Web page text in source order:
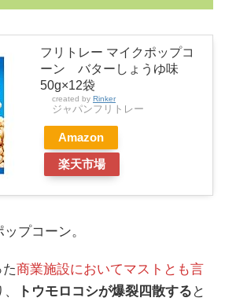
フリトレー マイクポップコ
ーン バターしょうゆ味
50g×12袋
created by Rinker
ジャパンフリトレー
Amazon
楽天市場
プコーン。
商業施設においてマストとも言
トウモロコシが爆裂四散する と